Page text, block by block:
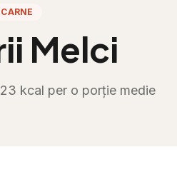
CARNE
Melci
kcal per o porție medie